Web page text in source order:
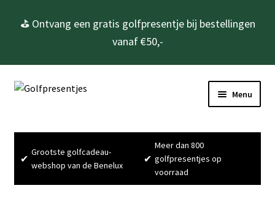
⛳ Ontvang een gratis golfpresentje bij bestellingen
vanaf €50,-
Ga
navigatie
Ga
inhoud
Menu
Golfcadeau’s
Golfbenodigdheden
✔
Grootste golfcadeau-
webshop van de Benelux
✔
Meer dan 800
golfpresentjes op
voorraad